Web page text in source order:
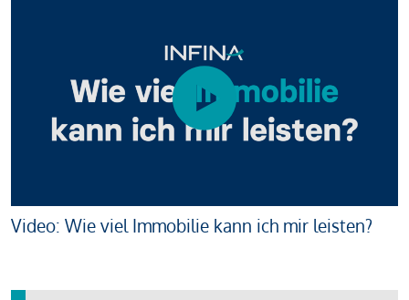
Video: Wie viel Immobilie kann ich mir leisten?